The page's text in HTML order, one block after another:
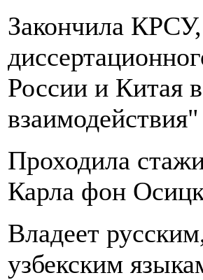
Закончила
России и Китая
Проходила
Карла фон
Владеет
узбекским